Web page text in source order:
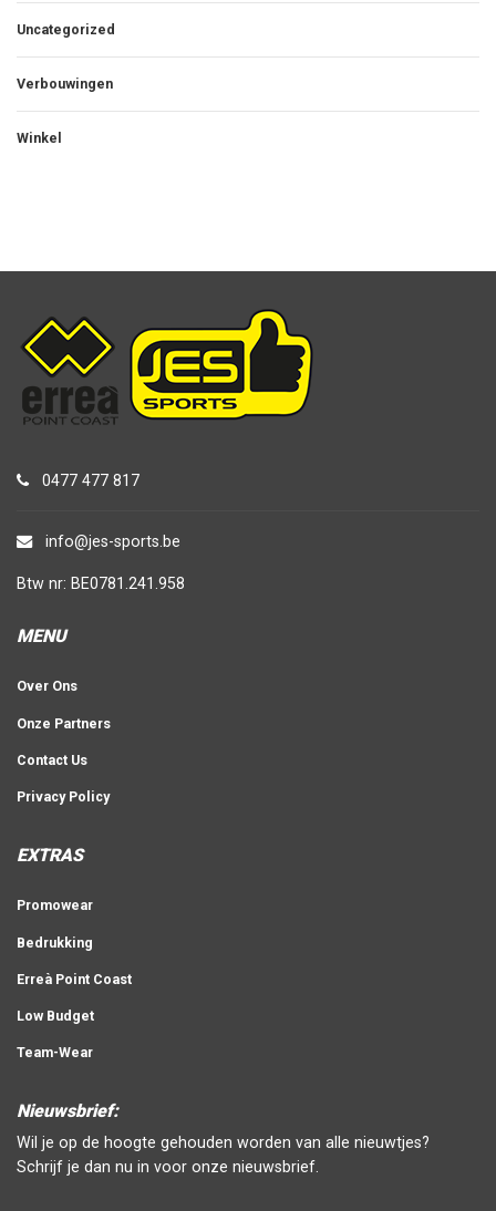
Uncategorized
Verbouwingen
Winkel
0477 477 817
info@jes-sports.be
Btw nr: BE0781.241.958
MENU
Over Ons
Onze Partners
Contact Us
Privacy Policy
EXTRAS
Promowear
Bedrukking
Erreà Point Coast
Low Budget
Team-Wear
Nieuwsbrief:
Wil je op de hoogte gehouden worden van alle nieuwtjes?
Schrijf je dan nu in voor onze nieuwsbrief.